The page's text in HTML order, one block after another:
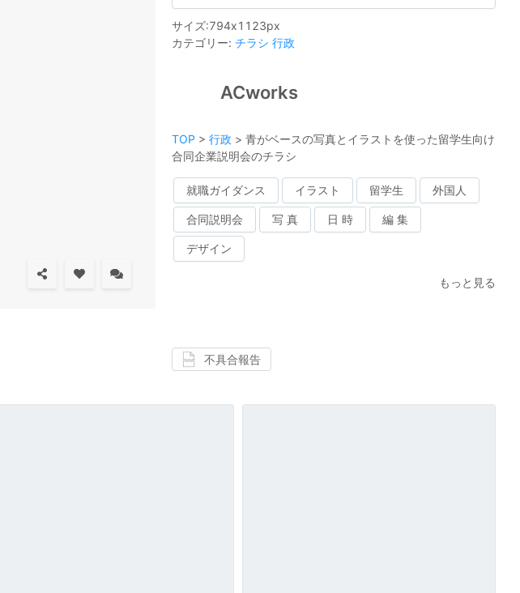
サイズ:794x1123px
カテゴリー: チラシ 行政
ACworks
TOP > 行政 > 青がベースの写真とイラストを使った留学生向け
合同企業説明会のチラシ
就職ガイダンス イラスト 留学生 外国人
合同説明会 写 真 日 時 編 集
デザイン
もっと見る
不具合報告